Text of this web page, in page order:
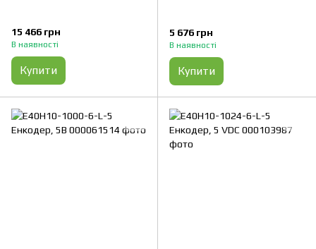
15 466 грн
В наявності
Купити
5 676 грн
В наявності
Купити